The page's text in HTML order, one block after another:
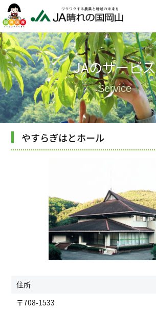
JAのサービス
Service
やすらぎはとホール
住所
〒708-1533